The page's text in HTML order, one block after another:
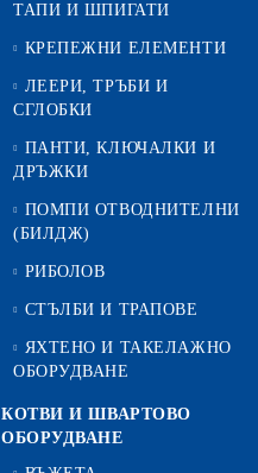
ТАПИ И ШПИГАТИ
КРЕПЕЖНИ ЕЛЕМЕНТИ
ЛЕЕРИ, ТРЪБИ И
СГЛОБКИ
ПАНТИ, КЛЮЧАЛКИ И
ДРЪЖКИ
ПОМПИ ОТВОДНИТЕЛНИ
(БИЛДЖ)
РИБОЛОВ
СТЪЛБИ И ТРАПОВЕ
ЯХТЕНО И ТАКЕЛАЖНО
ОБОРУДВАНЕ
КОТВИ И ШВАРТОВО
ОБОРУДВАНЕ